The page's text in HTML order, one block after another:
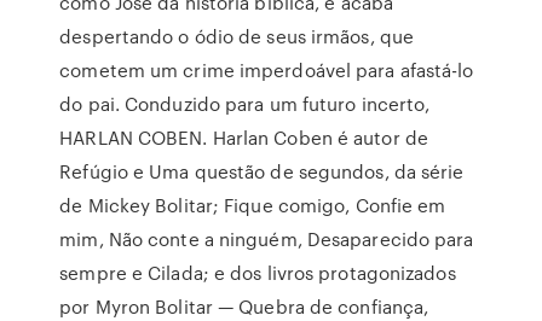
despertando o ódio de seus irmãos, que
cometem um crime imperdoável para afastá-lo
do pai. Conduzido para um futuro incerto,
HARLAN COBEN. Harlan Coben é autor de
Refúgio e Uma questão de segundos, da série
de Mickey Bolitar; Fique comigo, Confie em
mim, Não conte a ninguém, Desaparecido para
sempre e Cilada; e dos livros protagonizados
por Myron Bolitar — Quebra de confiança,